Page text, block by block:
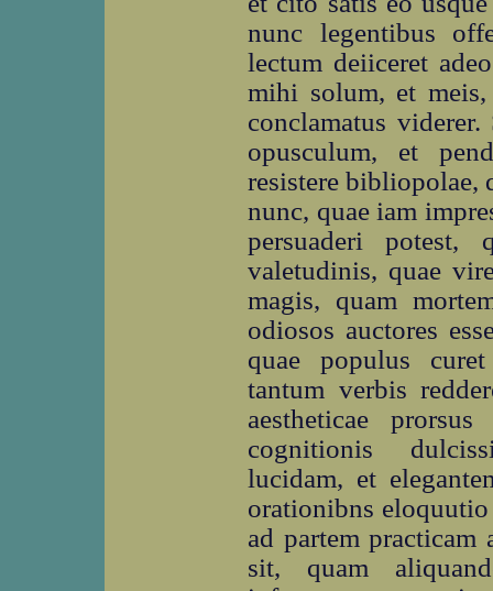
nunc legentibus
lectum deiiceret
mihi solum, et
conclamatus
opusculum, et
resistere bibliopolae,
nunc, quae iam
persuaderi
valetudinis, quae
magis, quam
odiosos auctores
quae populus
tantum verbis
aestheticae
cognitionis
lucidam, et
orationibns
ad partem practicam
sit, quam